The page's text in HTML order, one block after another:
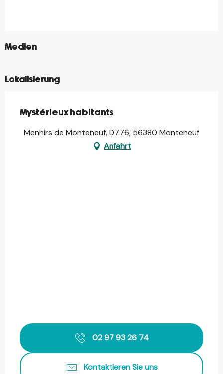
Medien
©
Lokalisierung
Mystérieux habitants
Menhirs de Monteneuf, D776, 56380 Monteneuf
Anfahrt
02 97 93 26 74
Kontaktieren Sie uns